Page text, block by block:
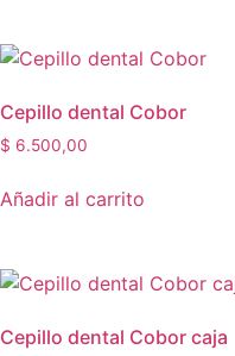
Cepillo dental Cobor
$ 6.500,00
Añadir al carrito
Cepillo dental Cobor caja